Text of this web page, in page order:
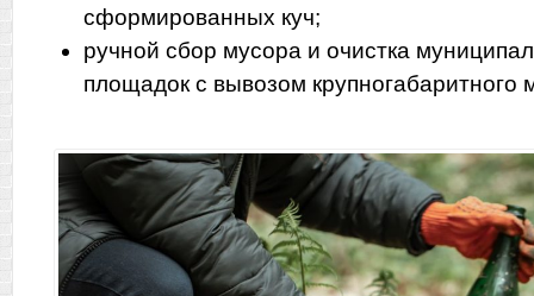
сформированных куч;
ручной сбор мусора и очистка
площадок с вывозом крупногабаритного